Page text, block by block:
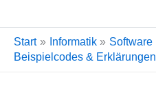
Start Informatik Software
Beispielcodes & Erklärungen